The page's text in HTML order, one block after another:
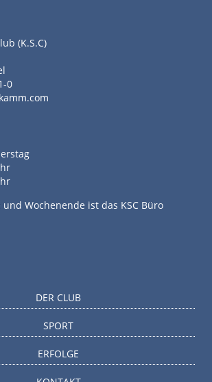
(K.S.C)
0
und Wochenende ist das KSC Büro
DER CLUB
SPORT
ERFOLGE